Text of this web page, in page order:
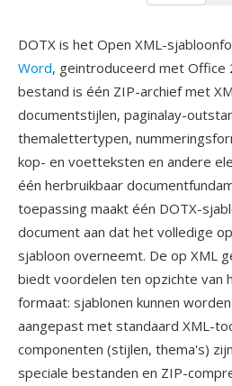
DOTX is het Open XML-
Word, geintroduceerd met Office
bestand is één ZIP-archief met
documentstijlen, paginalay-
themalettertypen,
kop- en voetteksten en andere
één herbruikbaar
toepassing maakt één DOTX-
document aan dat het volledige
sjabloon overneemt. De op XML
biedt voordelen ten opzichte van
formaat: sjablonen kunnen
aangepast met standaard XML-
componenten (stijlen, thema's)
speciale bestanden en ZIP-